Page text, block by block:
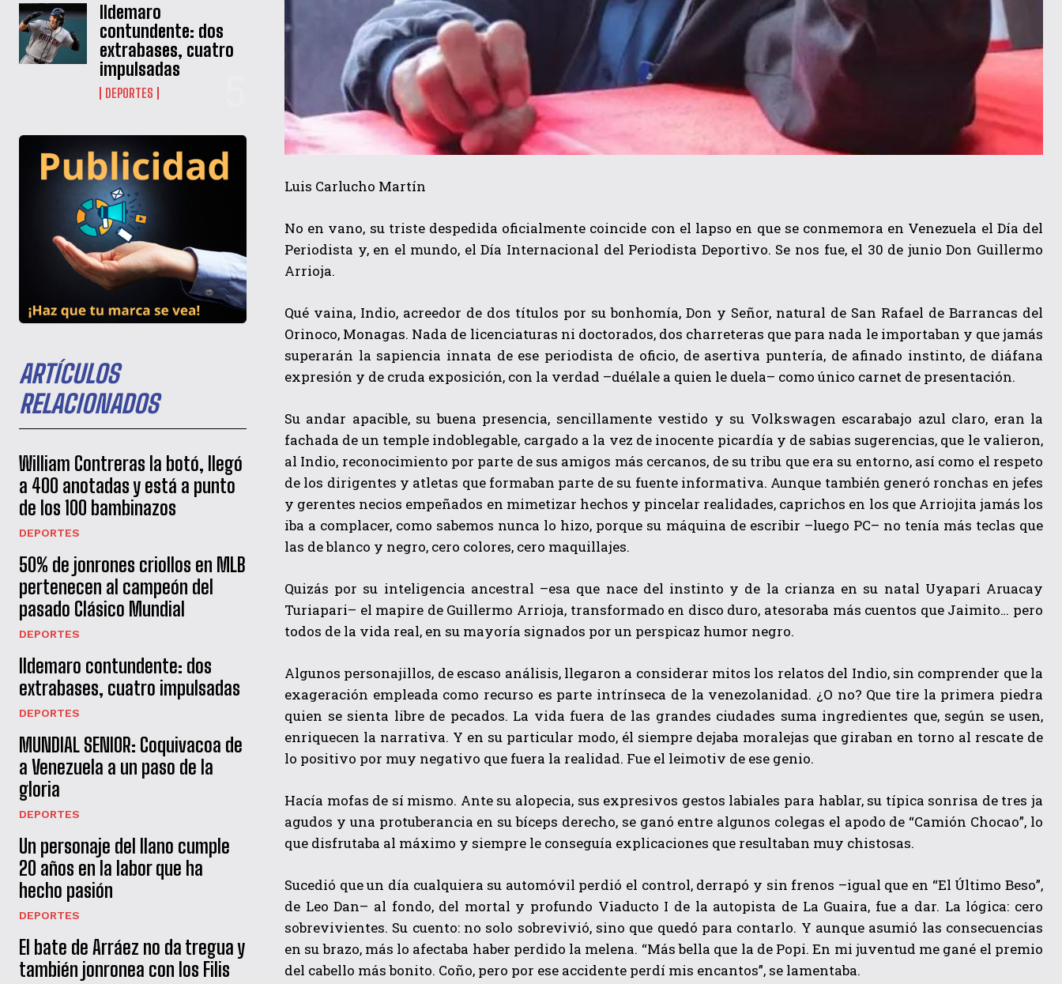
QUIERO SUSCRIBIRME
He leído y acepto lasPolítica de privacidad.
Ildemaro
contundente: dos
extrabases, cuatro
impulsadas
DEPORTES
ARTÍCULOS
RELACIONADOS
William Contreras la botó, llegó
a 400 anotadas y está a punto
de los 100 bambinazos
DEPORTES
50% de jonrones criollos en MLB
pertenecen al campeón del
pasado Clásico Mundial
DEPORTES
Ildemaro contundente: dos
extrabases, cuatro impulsadas
DEPORTES
MUNDIAL SENIOR: Coquivacoa de
a Venezuela a un paso de la
gloria
DEPORTES
Un personaje del llano cumple
20 años en la labor que ha
hecho pasión
DEPORTES
El bate de Arráez no da tregua y
también jonronea con los Filis
Luis Carlucho Martín
No en vano, su triste despedida oficialmente coincide con el lapso en que se conmemora en Venezuela el Día del
Periodista y, en el mundo, el Día Internacional del Periodista Deportivo. Se nos fue, el 30 de junio Don Guillermo
Arrioja.
Qué vaina, Indio, acreedor de dos títulos por su bonhomía, Don y Señor, natural de San Rafael de Barrancas del
Orinoco, Monagas. Nada de licenciaturas ni doctorados, dos charreteras que para nada le importaban y que jamás
superarán la sapiencia innata de ese periodista de oficio, de asertiva puntería, de afinado instinto, de diáfana
expresión y de cruda exposición, con la verdad –duélale a quien le duela– como único carnet de presentación.
Su andar apacible, su buena presencia, sencillamente vestido y su Volkswagen escarabajo azul claro, eran la
fachada de un temple indoblegable, cargado a la vez de inocente picardía y de sabias sugerencias, que le valieron,
al Indio, reconocimiento por parte de sus amigos más cercanos, de su tribu que era su entorno, así como el respeto
de los dirigentes y atletas que formaban parte de su fuente informativa. Aunque también generó ronchas en jefes
y gerentes necios empeñados en mimetizar hechos y pincelar realidades, caprichos en los que Arriojita jamás los
iba a complacer, como sabemos nunca lo hizo, porque su máquina de escribir –luego PC– no tenía más teclas que
las de blanco y negro, cero colores, cero maquillajes.
Quizás por su inteligencia ancestral –esa que nace del instinto y de la crianza en su natal Uyapari Aruacay
Turiapari– el mapire de Guillermo Arrioja, transformado en disco duro, atesoraba más cuentos que Jaimito… pero
todos de la vida real, en su mayoría signados por un perspicaz humor negro.
Algunos personajillos, de escaso análisis, llegaron a considerar mitos los relatos del Indio, sin comprender que la
exageración empleada como recurso es parte intrínseca de la venezolanidad. ¿O no? Que tire la primera piedra
quien se sienta libre de pecados. La vida fuera de las grandes ciudades suma ingredientes que, según se usen,
enriquecen la narrativa. Y en su particular modo, él siempre dejaba moralejas que giraban en torno al rescate de
lo positivo por muy negativo que fuera la realidad. Fue el leimotiv de ese genio.
Hacía mofas de sí mismo. Ante su alopecia, sus expresivos gestos labiales para hablar, su típica sonrisa de tres ja
agudos y una protuberancia en su bíceps derecho, se ganó entre algunos colegas el apodo de “Camión Chocao”, lo
que disfrutaba al máximo y siempre le conseguía explicaciones que resultaban muy chistosas.
Sucedió que un día cualquiera su automóvil perdió el control, derrapó y sin frenos –igual que en “El Último Beso”,
de Leo Dan– al fondo, del mortal y profundo Viaducto I de la autopista de La Guaira, fue a dar. La lógica: cero
sobrevivientes. Su cuento: no solo sobrevivió, sino que quedó para contarlo. Y aunque asumió las consecuencias
en su brazo, más lo afectaba haber perdido la melena. “Más bella que la de Popi. En mi juventud me gané el premio
del cabello más bonito. Coño, pero por ese accidente perdí mis encantos”, se lamentaba.